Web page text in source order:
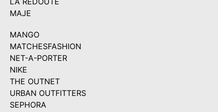
MAJE
MANGO
MATCHESFASHION
NET-A-PORTER
NIKE
THE OUTNET
URBAN OUTFITTERS
SEPHORA